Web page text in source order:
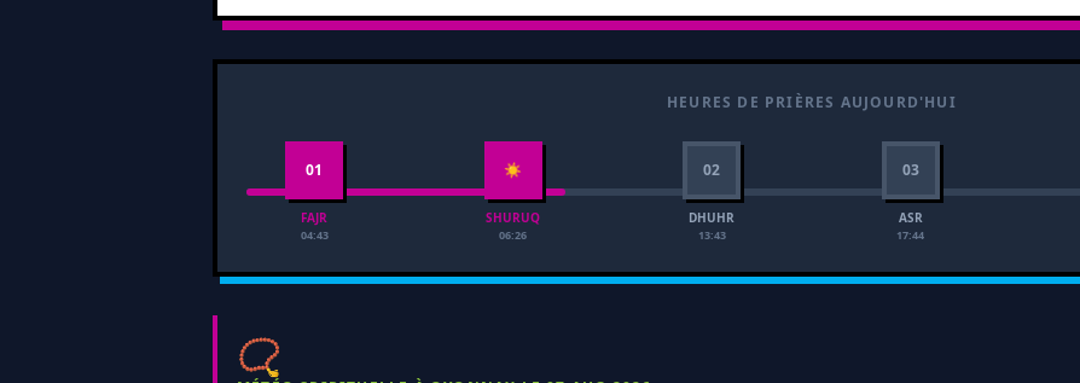
HEURES DE PRIÈRES AUJOURD'HUI
01
FAJR
04:43
☀
SHURUQ
06:26
02
DHUHR
13:43
03
ASR
17:44
📿